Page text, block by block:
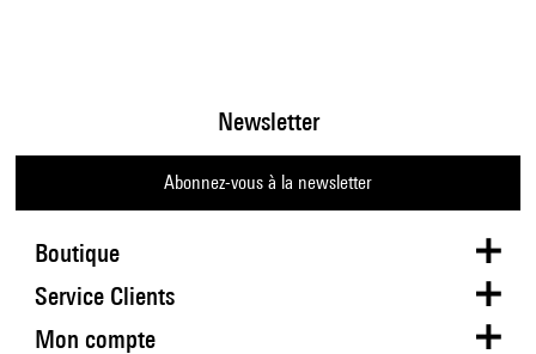
Boutique
Newsletter
Abonnez-vous à la newsletter
Service Clients
Mon compte